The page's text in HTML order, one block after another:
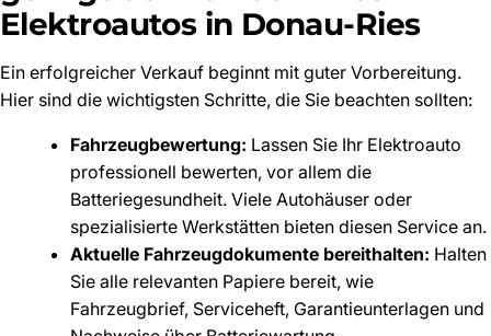
Elektroautos in Donau-Ries
Ein erfolgreicher Verkauf beginnt mit guter Vorbereitung.
Hier sind die wichtigsten Schritte, die Sie beachten sollten:
Fahrzeugbewertung: Lassen Sie Ihr Elektroauto
professionell bewerten, vor allem die
Batteriegesundheit. Viele Autohäuser oder
spezialisierte Werkstätten bieten diesen Service an.
Aktuelle Fahrzeugdokumente bereithalten: Halten
Sie alle relevanten Papiere bereit, wie
Fahrzeugbrief, Serviceheft, Garantieunterlagen und